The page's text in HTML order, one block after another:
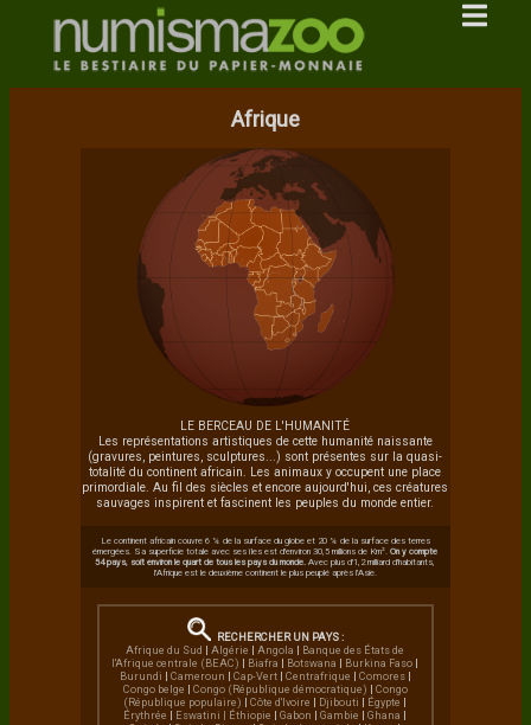
Afrique
LE BERCEAU DE L'HUMANITÉ
Les représentations artistiques de cette humanité naissante
(gravures, peintures, sculptures...) sont présentes sur la quasi-
totalité du continent africain. Les animaux y occupent une place
primordiale. Au fil des siècles et encore aujourd'hui, ces créatures
sauvages inspirent et fascinent les peuples du monde entier.
Le continent africain couvre 6 % de la surface du globe et 20 % de la surface des terres
émergées. Sa superficie totale avec ses îles est d'environ 30,5 millions de Km².On y compte
54 pays, soit environ le quart de tous les pays du monde. Avec plus d'1,2 milliard d'habitants,
l'Afrique est le deuxième continent le plus peuplé après l'Asie.
RECHERCHER UN PAYS :
Afrique du Sud | Algérie | Angola | Banque des États de
l'Afrique centrale (BEAC) | Biafra | Botswana | Burkina Faso |
Burundi | Cameroun | Cap-Vert| Centrafrique | Comores|
Congo belge | Congo (République démocratique) | Congo
(République populaire) |Côte d'Ivoire | Djibouti | Égypte |
Érythrée | Eswatini | Éthiopie |Gabon |Gambie |Ghana |